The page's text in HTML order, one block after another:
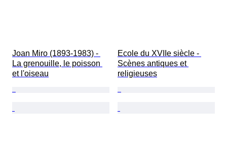
Joan Miro (1893-1983) -
La grenouille, le poisson
et l'oiseau
Ecole du XVIIe siècle -
Scènes antiques et
religieuses